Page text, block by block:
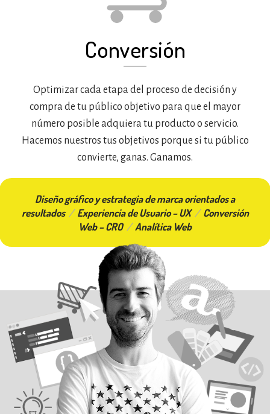
Conversión
Optimizar cada etapa del proceso de decisión y
compra de tu público objetivo para que el mayor
número posible adquiera tu producto o servicio.
Hacemos nuestros tus objetivos porque si tu público
convierte, ganas. Ganamos.
Diseño gráfico y estrategia de marca orientados a
resultados / Experiencia de Usuario – UX / Conversión
Web – CRO / Analítica Web